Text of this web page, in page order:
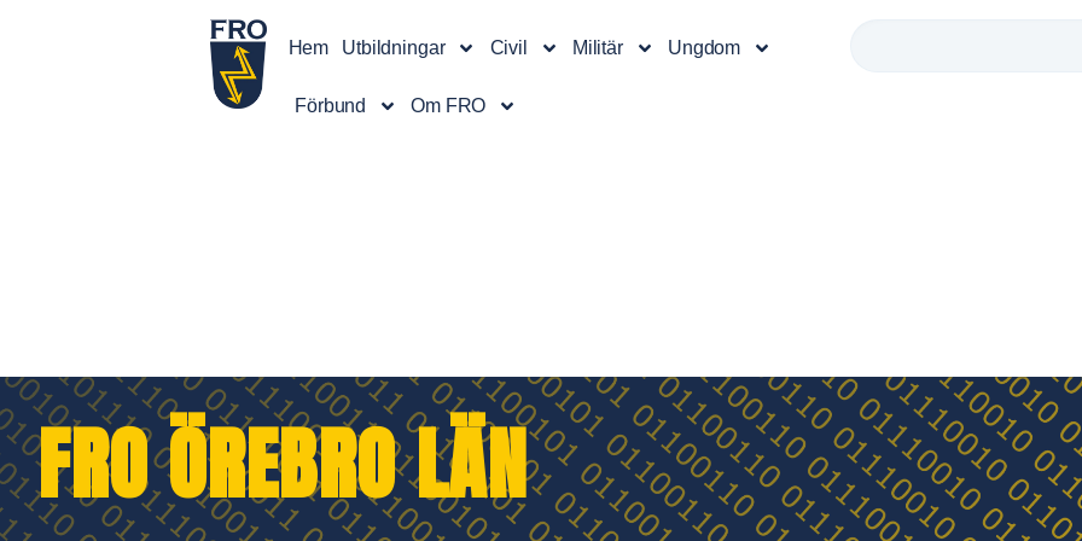
Hem Utbildningar Civil Militär Ungdom
Förbund Om FRO
FRO ÖREBRO LÄN